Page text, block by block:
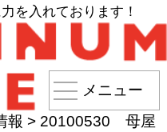
を入れております！
メニュー
報 > 20100530 母屋